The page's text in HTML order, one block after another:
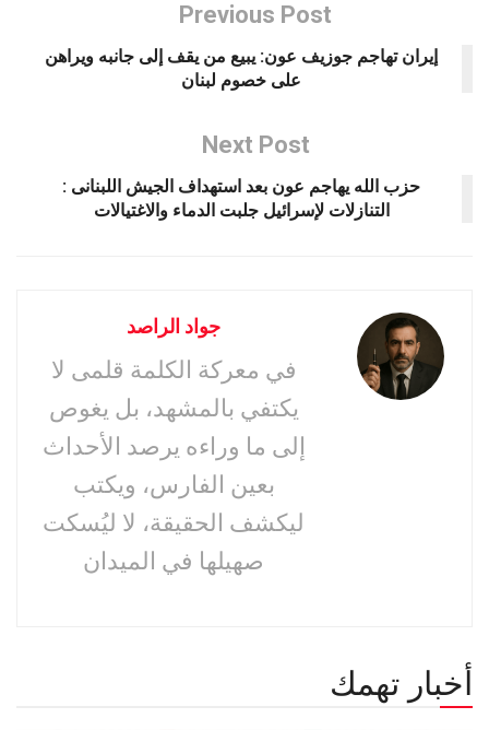
Previous Post
إيران تهاجم جوزيف عون: يبيع من يقف إلى جانبه ويراهن
على خصوم لبنان
Next Post
حزب الله يهاجم عون بعد استهداف الجيش اللبنانى :
التنازلات لإسرائيل جلبت الدماء والاغتيالات
جواد الراصد
في معركة الكلمة قلمى لا
يكتفي بالمشهد، بل يغوص
إلى ما وراءه يرصد الأحداث
بعين الفارس، ويكتب
ليكشف الحقيقة، لا ليُسكت
صهيلها في الميدان
أخبار تهمك